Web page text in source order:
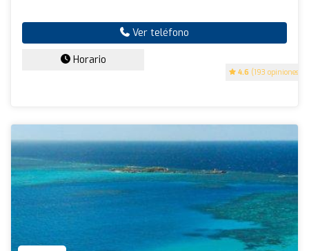
4.6 (193 opiniones)
Ver teléfono
Horario